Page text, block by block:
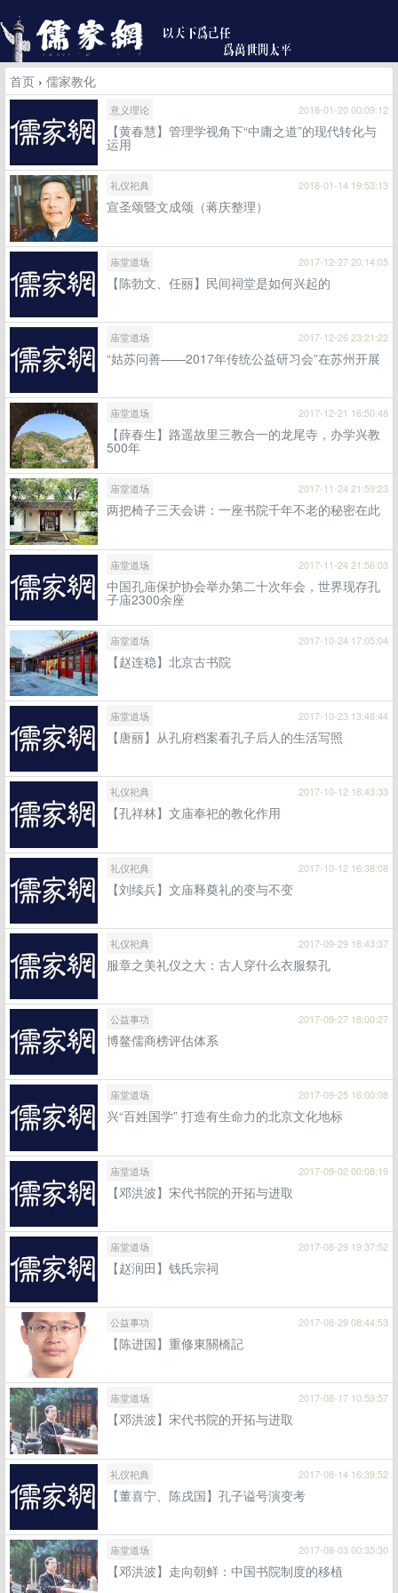
首页 › 儒家教化
意义理论 2018-01-20 00:09:12
【黄春慧】管理学视角下“中庸之道”的现代转化与
运用
礼仪祀典 2018-01-14 19:53:13
宣圣颂暨文成颂（蒋庆整理）
庙堂道场 2017-12-27 20:14:05
【陈勃文、任丽】民间祠堂是如何兴起的
庙堂道场 2017-12-26 23:21:22
“姑苏问善——2017年传统公益研习会”在苏州开展
庙堂道场 2017-12-21 16:50:48
【薛春生】路遥故里三教合一的龙尾寺，办学兴教
500年
庙堂道场 2017-11-24 21:59:23
两把椅子三天会讲：一座书院千年不老的秘密在此
庙堂道场 2017-11-24 21:56:03
中国孔庙保护协会举办第二十次年会，世界现存孔
子庙2300余座
庙堂道场 2017-10-24 17:05:04
【赵连稳】北京古书院
庙堂道场 2017-10-23 13:48:44
【唐丽】从孔府档案看孔子后人的生活写照
礼仪祀典 2017-10-12 16:43:33
【孔祥林】文庙奉祀的教化作用
礼仪祀典 2017-10-12 16:38:08
【刘续兵】文庙释奠礼的变与不变
礼仪祀典 2017-09-29 18:43:37
服章之美礼仪之大：古人穿什么衣服祭孔
公益事功 2017-09-27 18:00:27
博鳌儒商榜评估体系
庙堂道场 2017-09-25 16:00:08
兴“百姓国学” 打造有生命力的北京文化地标
庙堂道场 2017-09-02 00:08:19
【邓洪波】宋代书院的开拓与进取
庙堂道场 2017-08-29 19:37:52
【赵润田】钱氏宗祠
公益事功 2017-08-29 08:44:53
【陈进国】重修東關橋記
庙堂道场 2017-08-17 10:59:57
【邓洪波】宋代书院的开拓与进取
礼仪祀典 2017-08-14 16:39:52
【董喜宁、陈戌国】孔子谥号演变考
庙堂道场 2017-08-03 00:35:30
【邓洪波】走向朝鲜：中国书院制度的移植